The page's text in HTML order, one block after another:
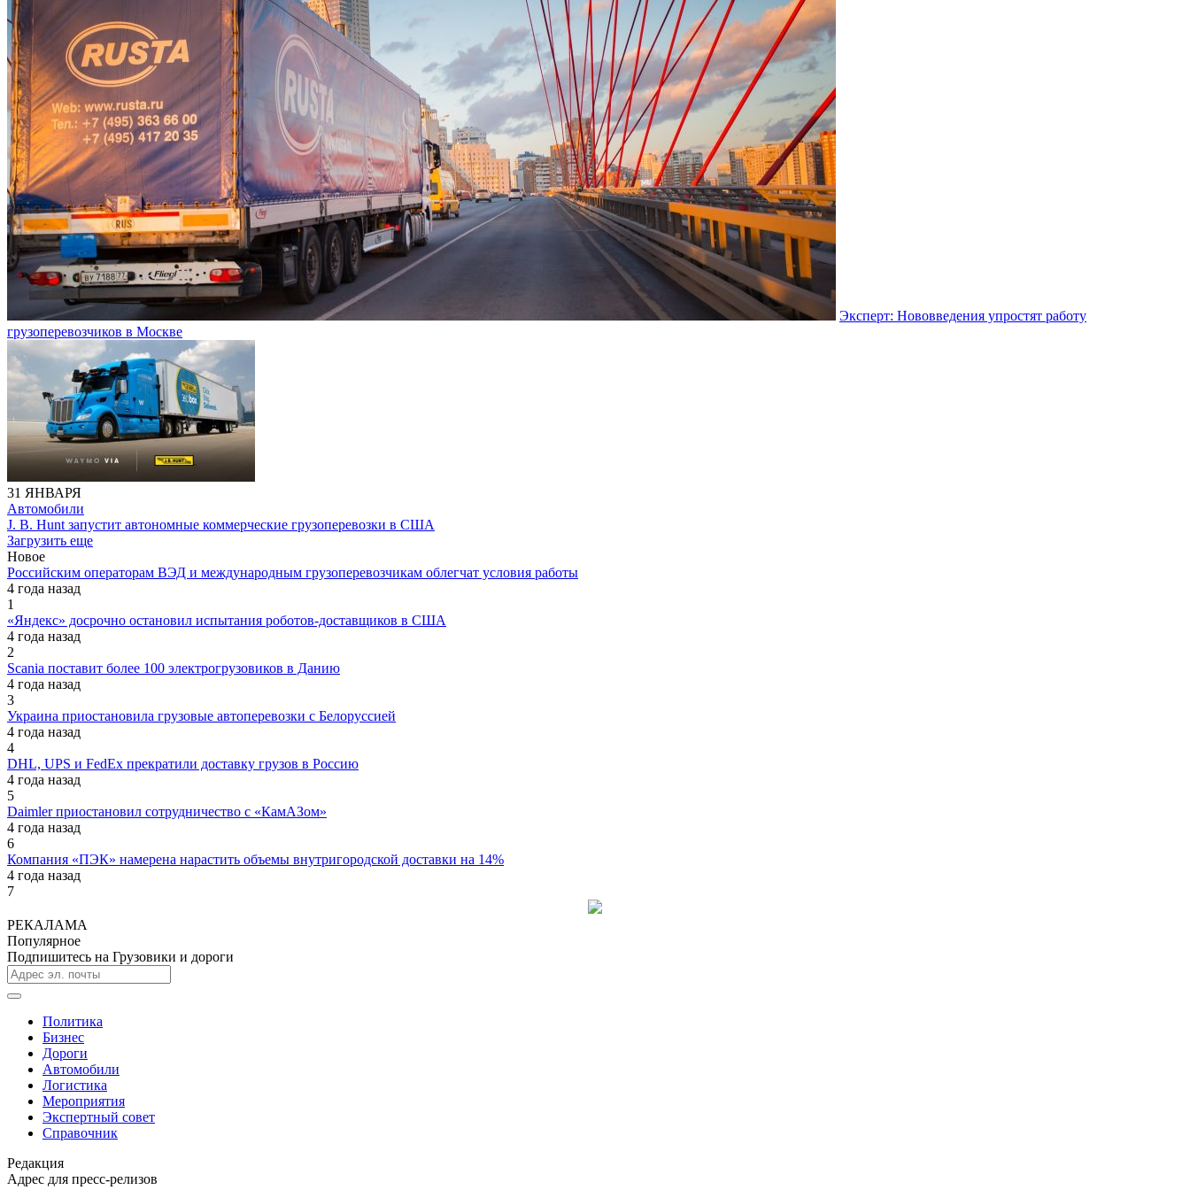
Эксперт: Нововведения упростят работу
грузоперевозчиков в Москве
31 ЯНВАРЯ
Автомобили
J. B. Hunt запустит автономные коммерческие грузоперевозки в США
Загрузить еще
Новое
Российским операторам ВЭД и международным грузоперевозчикам облегчат условия работы
4 года назад
1
«Яндекс» досрочно остановил испытания роботов-доставщиков в США
4 года назад
2
Scania поставит более 100 электрогрузовиков в Данию
4 года назад
3
Украина приостановила грузовые автоперевозки с Белоруссией
4 года назад
4
DHL, UPS и FedEx прекратили доставку грузов в Россию
4 года назад
5
Daimler приостановил сотрудничество с «КамАЗом»
4 года назад
6
Компания «ПЭК» намерена нарастить объемы внутригородской доставки на 14%
4 года назад
7
РЕКАЛАМА
Популярное
Подпишитесь на Грузовики и дороги
Политика
Бизнес
Дороги
Автомобили
Логистика
Мероприятия
Экспертный совет
Справочник
Редакция
Адрес для пресс-релизов